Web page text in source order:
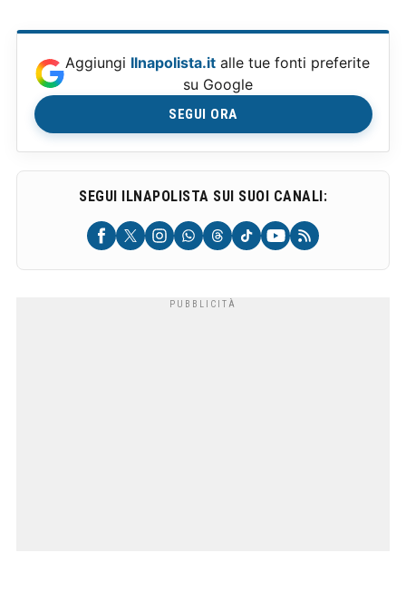
Aggiungi Ilnapolista.it alle tue fonti preferite
su Google
SEGUI ORA
SEGUI ILNAPOLISTA SUI SUOI CANALI: